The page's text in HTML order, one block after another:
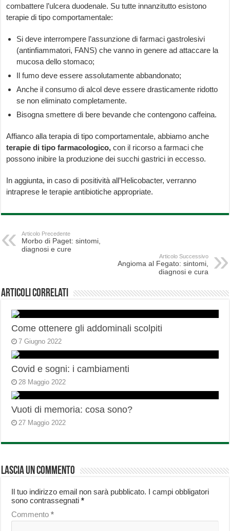
combattere l’ulcera duodenale. Su tutte innanzitutto esistono
terapie di tipo comportamentale:
Si deve interrompere l’assunzione di farmaci gastrolesivi
(antinfiammatori, FANS) che vanno in genere ad attaccare la
mucosa dello stomaco;
Il fumo deve essere assolutamente abbandonato;
Anche il consumo di alcol deve essere drasticamente ridotto
se non eliminato completamente.
Bisogna smettere di bere bevande che contengono caffeina.
Affianco alla terapia di tipo comportamentale, abbiamo anche
terapie di tipo farmacologico, con il ricorso a farmaci che
possono inibire la produzione dei succhi gastrici in eccesso.
In aggiunta, in caso di positività all’Helicobacter, verranno
intraprese le terapie antibiotiche appropriate.
Articolo Precedente
Morbo di Paget: sintomi,
diagnosi e cure
Articolo Successivo
Angioma al Fegato: sintomi,
diagnosi e cura
Articoli correlati
Come ottenere gli addominali scolpiti
7 Giugno 2022
Covid e sogni: i cambiamenti
28 Maggio 2022
Vuoti di memoria: cosa sono?
27 Maggio 2022
Lascia un commento
Il tuo indirizzo email non sarà pubblicato. I campi obbligatori
sono contrassegnati*
Commento*